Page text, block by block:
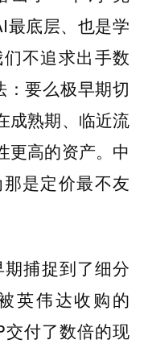
最底层、也是学
不追求出手数
：要么极早期切
成熟期、临近流
更高的资产。中
是定价最不友
捕捉到了细分
英伟达收购的
交付了数倍的现